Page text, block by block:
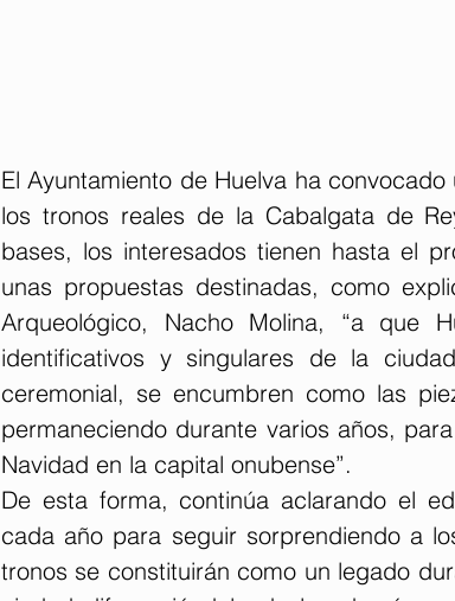
El Ayuntamiento de Huelva ha
los tronos reales de la Cabalgata de
bases, los interesados tienen hasta el
unas propuestas destinadas, como
Arqueológico, Nacho Molina, “a que
identificativos y singulares de la
ceremonial, se encumbren como las
permaneciendo durante varios años,
Navidad en la capital onubense”.
De esta forma, continúa aclarando el
cada año para seguir sorprendiendo a
tronos se constituirán como un legado